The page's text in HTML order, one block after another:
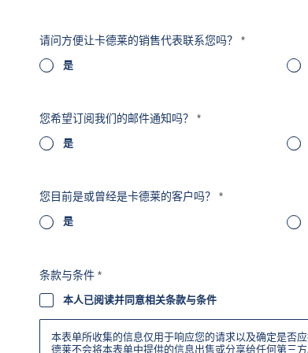
请问方便让卡德莱的销售代表联系您吗？ *
是
您希望订阅我们的邮件通知吗？ *
是
您目前是或曾经是卡德莱的客户吗？ *
是
条款与条件 *
本人已阅读并同意相关条款与条件
本表单所收集的信息仅用于响应您的请求以及确定是否
德莱不会将本表单中提供的信息出售或分享给任何第三